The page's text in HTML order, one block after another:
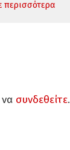
περισσότερα
να συνδεθείτε.